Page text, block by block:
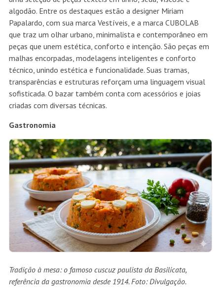
algodão. Entre os destaques estão a designer Miriam
Papalardo, com sua marca Vestíveis, e a marca CUBOLAB
que traz um olhar urbano, minimalista e contemporâneo em
peças que unem estética, conforto e intenção. São peças em
malhas encorpadas, modelagens inteligentes e conforto
técnico, unindo estética e funcionalidade. Suas tramas,
transparências e estruturas reforçam uma linguagem visual
sofisticada. O bazar também conta com acessórios e joias
criadas com diversas técnicas.
Gastronomia
Tradição à mesa: o famoso cuscuz paulista da Basilicata,
referência da gastronomia desde 1914. Foto: Divulgação.